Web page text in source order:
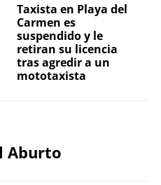
Taxista en Playa del
Carmen es
suspendido y le
retiran su licencia
tras agredir a un
mototaxista
Aburto